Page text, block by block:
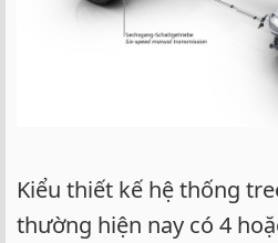
Kiểu thiết kế hệ thống
thường hiện nay có 4